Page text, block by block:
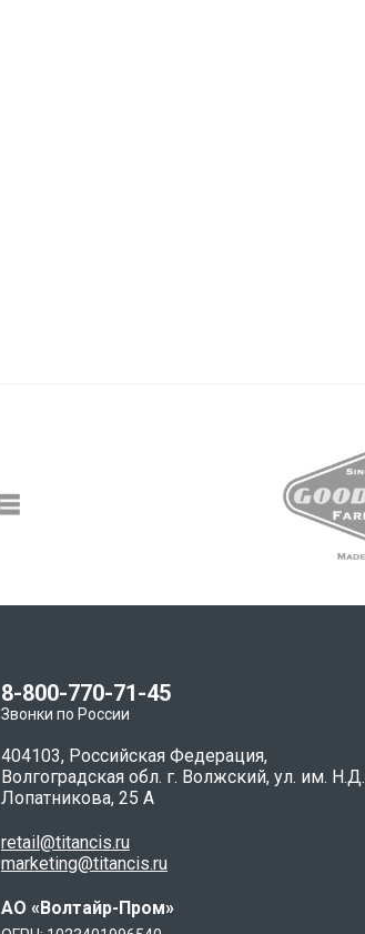
8-800-770-71-45
Звонки по России
404103, Российская Федерация,
Волгоградская обл. г. Волжский, ул. им. Н.Д.
Лопатникова, 25 А
retail@titancis.ru
marketing@titancis.ru
АО «Волтайр-Пром»